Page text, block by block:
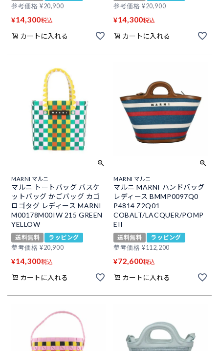
参考価格 ¥20,900
¥14,300税込
カートに入れる
参考価格 ¥20,900
¥14,300税込
カートに入れる
MARNI マルニ
マルニ トートバッグ バスケ
ットバッグ かごバッグ カゴ
ロゴタグ レディース MARNI
M00178M00IW 215 GREEN
YELLOW
送料無料
ラッピング
参考価格 ¥20,900
¥14,300税込
カートに入れる
MARNI マルニ
マルニ MARNI ハンドバッグ
レディース BMMP0097Q0
P4814 Z2Q01
COBALT/LACQUER/POMP
EII
送料無料
ラッピング
参考価格 ¥112,200
¥72,600税込
カートに入れる